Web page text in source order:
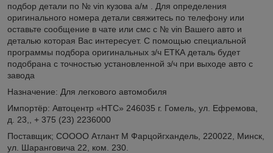
подбор детали по № vin кузова а/м . Для определения
оригинального номера детали свяжитесь по телефону или
оставьте сообщение в чате или смс с № vin Вашего авто и
деталью которая Вас интересует. С помощью специальной
программы подбора оригинальных з/ч ЕТКА деталь будет
подобрана с точностью установленной з/ч при выходе авто с
завода
Назначение: Для легкового автомобиля
Импортёр: Автоцентр «НТС» 246035 г. Гомель, ул. Ефремова,
д. 23,, + 375 (23) 2236000
Поставщик; СОООО Атлант М Фарцойгхандель, 220022, Минск,
ул. Шаранговича 22, ком. 230.